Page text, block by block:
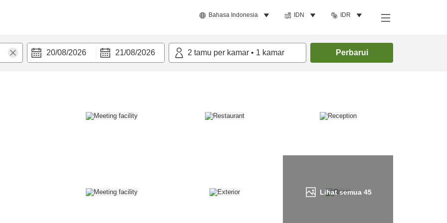
Bahasa Indonesia IDN IDR
20/08/2026 21/08/2026 2 tamu per kamar • 1 kamar Perbarui
Lihat semua 45
Cari kamar